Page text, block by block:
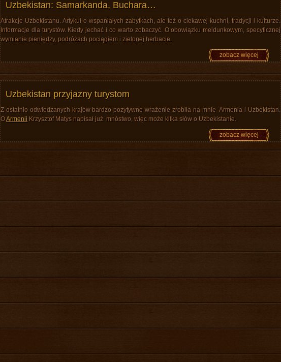
Uzbekistan: Samarkanda, Buchara…
Atrakcje Uzbekistanu. Artykuł o wspaniałych zabytkach, ale też o ciekawej kuchni, tradycji i kulturze.
Informacje dla turystów. Kiedy jechać i co warto zobaczyć. O obowiązku meldunkowym, specyficznej
wymianie pieniędzy, podróżach pociągiem i zielonej herbacie.
zobacz więcej
Uzbekistan przyjazny turystom
Z ostatnio odwiedzanych krajów bardzo pozytywne wrażenie zrobiła na mnie Armenia i Uzbekistan.
OArmenii Krzysztof Matys napisał już mnóstwo, więc może kilka słów o Uzbekistanie.
zobacz więcej